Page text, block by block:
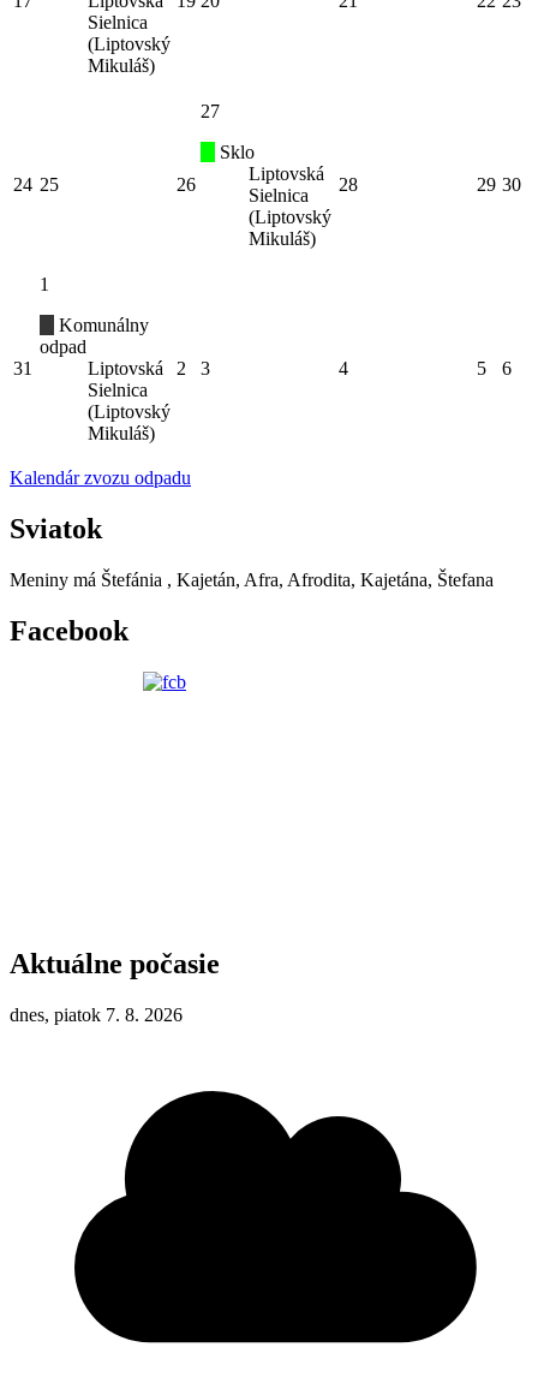
Sielnica
(Liptovský
Mikuláš)
24 25 26
27
Sklo
Liptovská
Sielnica
(Liptovský
Mikuláš)
28 29 30
31
1
Komunálny
odpad
Liptovská
Sielnica
(Liptovský
Mikuláš)
2 3 4 5 6
Kalendár zvozu odpadu
Sviatok
Meniny má Štefánia , Kajetán, Afra, Afrodita, Kajetána, Štefana
Facebook
Aktuálne počasie
dnes, piatok 7. 8. 2026